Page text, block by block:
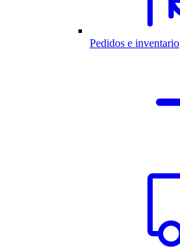
Pedidos e inventario